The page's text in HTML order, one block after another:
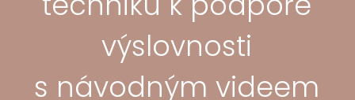
výslovnosti
s návodným videem